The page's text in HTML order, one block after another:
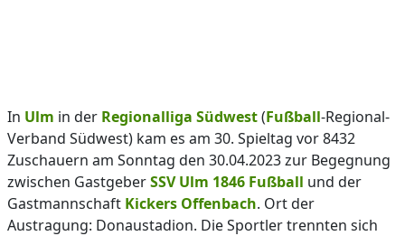
In Ulm in der Regionalliga Südwest(Fußball-Regional-
Verband Südwest) kam es am 30. Spieltag vor 8432
Zuschauern am Sonntag den 30.04.2023 zur Begegnung
zwischen GastgeberSSV Ulm 1846 Fußball und der
Gastmannschaft Kickers Offenbach. Ort der
Austragung: Donaustadion. Die Sportler trennten sich